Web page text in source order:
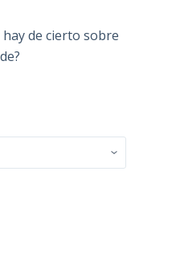
hay de cierto sobre